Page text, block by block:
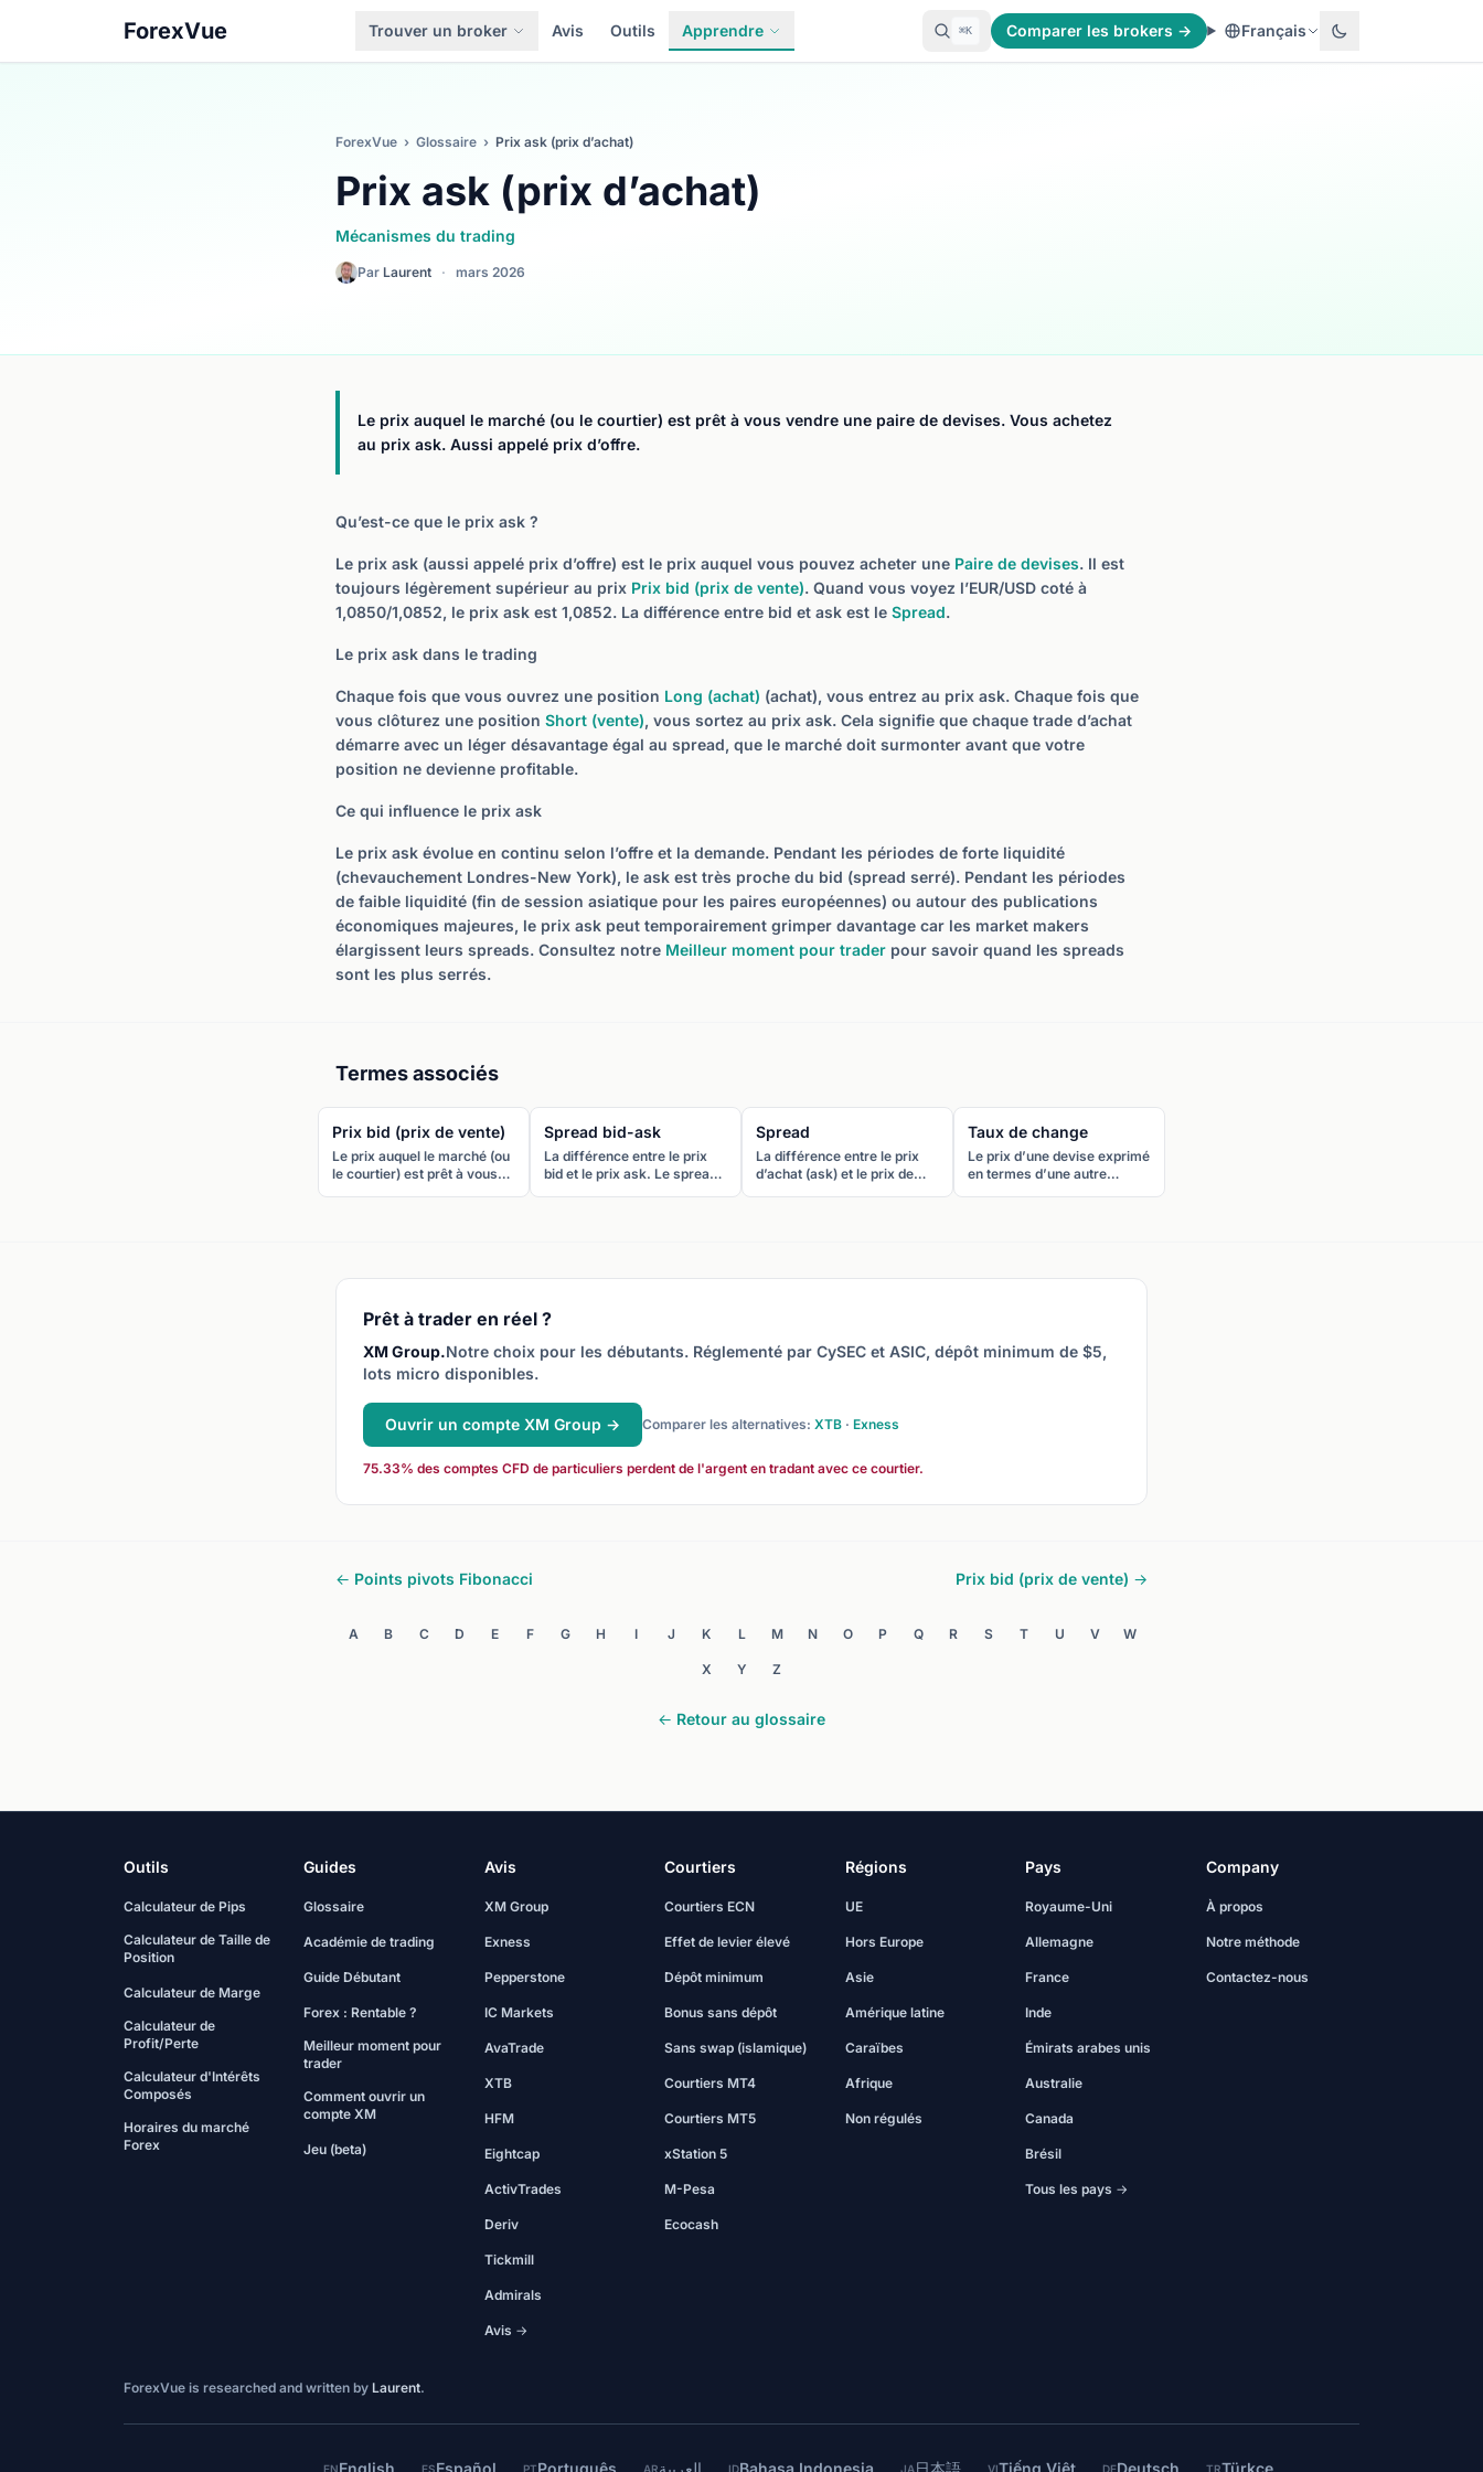
ForexVue Trouver un broker Avis Outils Apprendre ⌘K Comparer les brokers → Français
ForexVue › Glossaire › Prix ask (prix d’achat)
Prix ask (prix d’achat)
Mécanismes du trading
Par Laurent · mars 2026
Le prix auquel le marché (ou le courtier) est prêt à vous vendre une paire de devises. Vous achetez
au prix ask. Aussi appelé prix d’offre.
Qu’est-ce que le prix ask ?
Le prix ask (aussi appelé prix d’offre) est le prix auquel vous pouvez acheter une Paire de devises. Il est
toujours légèrement supérieur au prix Prix bid (prix de vente). Quand vous voyez l’EUR/USD coté à
1,0850/1,0852, le prix ask est 1,0852. La différence entre bid et ask est le Spread.
Le prix ask dans le trading
Chaque fois que vous ouvrez une position Long (achat) (achat), vous entrez au prix ask. Chaque fois que
vous clôturez une position Short (vente), vous sortez au prix ask. Cela signifie que chaque trade d’achat
démarre avec un léger désavantage égal au spread, que le marché doit surmonter avant que votre
position ne devienne profitable.
Ce qui influence le prix ask
Le prix ask évolue en continu selon l’offre et la demande. Pendant les périodes de forte liquidité
(chevauchement Londres-New York), le ask est très proche du bid (spread serré). Pendant les périodes
de faible liquidité (fin de session asiatique pour les paires européennes) ou autour des publications
économiques majeures, le prix ask peut temporairement grimper davantage car les market makers
élargissent leurs spreads. Consultez notre Meilleur moment pour trader pour savoir quand les spreads
sont les plus serrés.
Termes associés
Prix bid (prix de vente)
Le prix auquel le marché (ou
le courtier) est prêt à vous
Spread bid-ask
La différence entre le prix
bid et le prix ask. Le spread
Spread
La différence entre le prix
d’achat (ask) et le prix de
Taux de change
Le prix d’une devise exprimé
en termes d’une autre
Prêt à trader en réel ?
XM Group.Notre choix pour les débutants. Réglementé par CySEC et ASIC, dépôt minimum de $5,
lots micro disponibles.
Ouvrir un compte XM Group → Comparer les alternatives: XTB · Exness
75.33% des comptes CFD de particuliers perdent de l'argent en tradant avec ce courtier.
← Points pivots Fibonacci Prix bid (prix de vente) →
A B C D E F G H I J K L M N O P Q R S T U V W
X Y Z
← Retour au glossaire
Outils
Calculateur de Pips
Calculateur de Taille de
Position
Calculateur de Marge
Calculateur de
Profit/Perte
Calculateur d'Intérêts
Composés
Horaires du marché
Forex
Guides
Glossaire
Académie de trading
Guide Débutant
Forex : Rentable ?
Meilleur moment pour
trader
Comment ouvrir un
compte XM
Jeu (beta)
Avis
XM Group
Exness
Pepperstone
IC Markets
AvaTrade
XTB
HFM
Eightcap
ActivTrades
Deriv
Tickmill
Admirals
Avis →
Courtiers
Courtiers ECN
Effet de levier élevé
Dépôt minimum
Bonus sans dépôt
Sans swap (islamique)
Courtiers MT4
Courtiers MT5
xStation 5
M-Pesa
Ecocash
Régions
UE
Hors Europe
Asie
Amérique latine
Caraïbes
Afrique
Non régulés
Pays
Royaume-Uni
Allemagne
France
Inde
Émirats arabes unis
Australie
Canada
Brésil
Tous les pays →
Company
À propos
Notre méthode
Contactez-nous
ForexVue is researched and written by Laurent.
ENEnglish ESEspañol PTPortuguês ARالعربية IDBahasa Indonesia JA日本語 VITiếng Việt DEDeutsch TRTürkçe